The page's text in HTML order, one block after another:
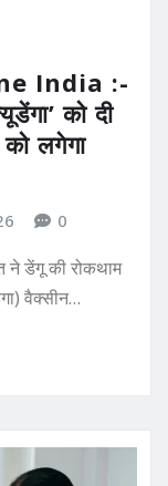
India :-
को दी
लगेगा
0
डेंगू की रोकथाम
वैक्सीन…